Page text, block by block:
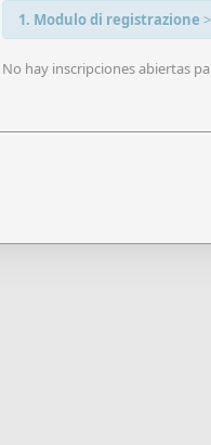
1. Modulo di registrazione
No hay inscripciones abiertas